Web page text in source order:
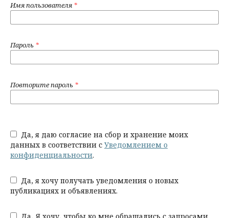
Имя пользователя *
Пароль *
Повторите пароль *
данных в соответствии с Уведомлением о
конфиденциальности.
публикациях и объявлениях.